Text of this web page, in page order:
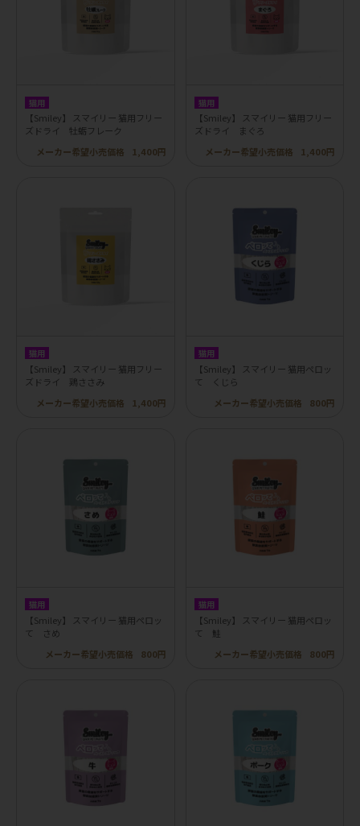
猫用
【Smiley】 スマイリー 猫用フリー
ズドライ 牡蛎フレーク
メーカー希望小売価格
1,400円
猫用
【Smiley】 スマイリー 猫用フリー
ズドライ まぐろ
メーカー希望小売価格
1,400円
猫用
【Smiley】 スマイリー 猫用フリー
ズドライ 鶏ささみ
メーカー希望小売価格
1,400円
猫用
【Smiley】 スマイリー 猫用ペロッ
て くじら
メーカー希望小売価格
800円
猫用
【Smiley】 スマイリー 猫用ペロッ
て さめ
メーカー希望小売価格
800円
猫用
【Smiley】 スマイリー 猫用ペロッ
て 鮭
メーカー希望小売価格
800円